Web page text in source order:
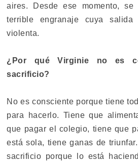
aires. Desde ese momento,
terrible engranaje cuya
violenta.
¿Por qué Virginie no es
sacrificio?
No es consciente porque tiene
para hacerlo. Tiene que
que pagar el colegio, tiene que
está sola, tiene ganas de
sacrificio porque lo está